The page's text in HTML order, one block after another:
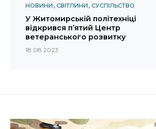
НОВИНИ СВІТЛИНИ СУСПІЛЬСТВО
У Житомирській політехніці
відкрився п’ятий Центр
ветеранського розвитку
18.08.2023